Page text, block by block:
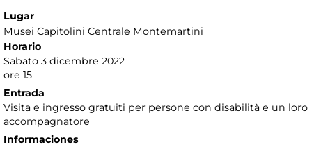
Lugar
Musei Capitolini Centrale Montemartini
Horario
Sabato 3 dicembre 2022
ore 15
Entrada
Visita e ingresso gratuiti per persone con disabilità e un loro
accompagnatore
Informaciones